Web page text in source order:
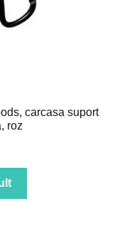
carcasa suport
roz